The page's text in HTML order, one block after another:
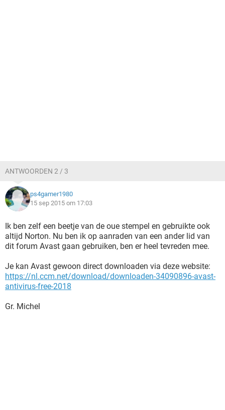
ANTWOORDEN 2 / 3
ps4gamer1980
15 sep 2015 om 17:03
Ik ben zelf een beetje van de oue stempel en gebruikte ook
altijd Norton. Nu ben ik op aanraden van een ander lid van
dit forum Avast gaan gebruiken, ben er heel tevreden mee.
Je kan Avast gewoon direct downloaden via deze website:
https://nl.ccm.net/download/downloaden-34090896-avast-
antivirus-free-2018
Gr. Michel